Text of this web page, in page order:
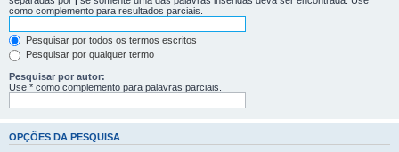
como complemento para resultados parciais.
Pesquisar por todos os termos escritos
Pesquisar por qualquer termo
Pesquisar por autor:
Use * como complemento para palavras parciais.
OPÇÕES DA PESQUISA